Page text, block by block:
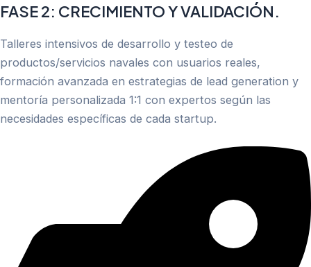
FASE 2: CRECIMIENTO Y VALIDACIÓN.
Talleres intensivos de desarrollo y testeo de
productos/servicios navales con usuarios reales,
formación avanzada en estrategias de lead generation y
mentoría personalizada 1:1 con expertos según las
necesidades específicas de cada startup.